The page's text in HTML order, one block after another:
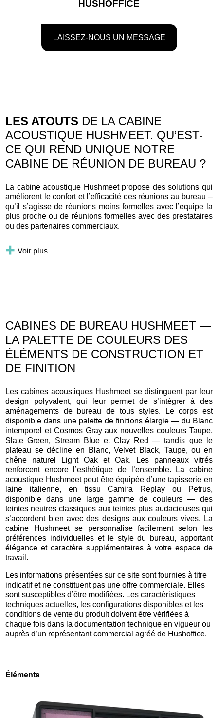
HUSHOFFICE
LAISSEZ-NOUS UN MESSAGE
LES ATOUTS DE LA CABINE
ACOUSTIQUE HUSHMEET. QU’EST-
CE QUI REND UNIQUE NOTRE
CABINE DE RÉUNION DE BUREAU ?
La cabine acoustique Hushmeet propose des solutions qui
améliorent le confort et l’efficacité des réunions au bureau –
qu’il s’agisse de réunions moins formelles avec l’équipe la
plus proche ou de réunions formelles avec des prestataires
ou des partenaires commerciaux.
Voir plus
CABINES DE BUREAU HUSHMEET —
LA PALETTE DE COULEURS DES
ÉLÉMENTS DE CONSTRUCTION ET
DE FINITION
Les cabines acoustiques Hushmeet se distinguent par leur
design polyvalent, qui leur permet de s’intégrer à des
aménagements de bureau de tous styles. Le corps est
disponible dans une palette de finitions élargie — du Blanc
intemporel et Cosmos Gray aux nouvelles couleurs Taupe,
Slate Green, Stream Blue et Clay Red — tandis que le
plateau se décline en Blanc, Velvet Black, Taupe, ou en
chêne naturel Light Oak et Oak. Les panneaux vitrés
renforcent encore l’esthétique de l’ensemble. La cabine
acoustique Hushmeet peut être équipée d’une tapisserie en
laine italienne, en tissu Camira Replay ou Petrus,
disponible dans une large gamme de couleurs — des
teintes neutres classiques aux teintes plus audacieuses qui
s’accordent bien avec des designs aux couleurs vives. La
cabine Hushmeet se personnalise facilement selon les
préférences individuelles et le style du bureau, apportant
élégance et caractère supplémentaires à votre espace de
travail.
Les informations présentées sur ce site sont fournies à titre
indicatif et ne constituent pas une offre commerciale. Elles
sont susceptibles d’être modifiées. Les caractéristiques
techniques actuelles, les configurations disponibles et les
conditions de vente du produit doivent être vérifiées à
chaque fois dans la documentation technique en vigueur ou
auprès d’un représentant commercial agréé de Hushoffice.
Éléments